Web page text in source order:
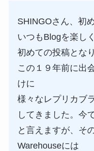
SHINGOさん、初
いつもBlogを楽し
初めての投稿とな
この１９年前に出
けに
様々なレプリカブ
してきました。今
と言えますが、そ
Warehouseには